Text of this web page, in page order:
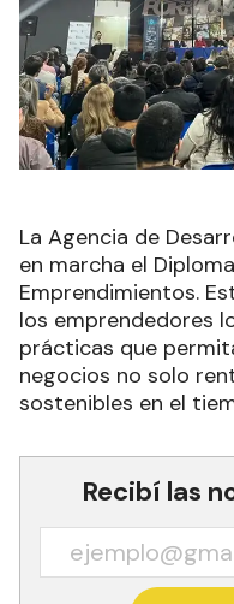
La Agencia de
en marcha el
Emprendimientos.
los emprendedores
prácticas que
negocios no solo
sostenibles en el
Recibí las